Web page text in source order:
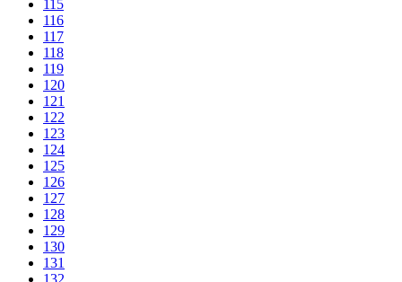
115
116
117
118
119
120
121
122
123
124
125
126
127
128
129
130
131